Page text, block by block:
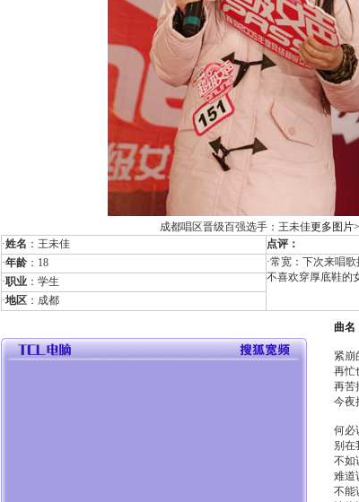
成都唱区晋级百强选手：王未佳更多图片
·姓名 ：王未佳
点评：
·年龄 ：18
·常宽：下次来唱
不喜欢穿厚底鞋的
·职业 ：学生
·地区 ：成都
曲名
紧崩
再忙
再苦
今夜
何必
别在
不如
难道
不能